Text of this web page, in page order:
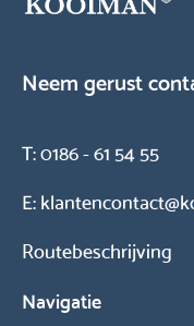
Neem gerust
T:0186 - 61 54 55
E:
Routebeschrijving
Navigatie